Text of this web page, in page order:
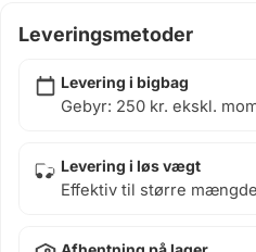
Leveringsmetoder
Levering i bigbag
Gebyr: 250 kr. ekskl.
Levering i løs vægt
Effektiv til større